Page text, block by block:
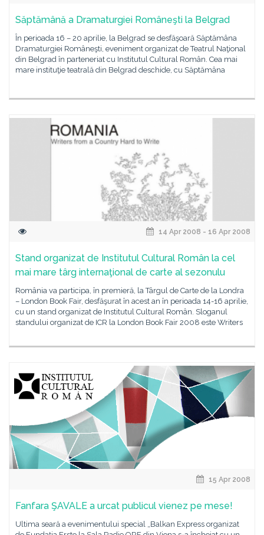
Săptămână a Dramaturgiei Româneşti la Belgrad
În perioada 16 – 20 aprilie, la Belgrad se desfăşoară Săptămâna
Dramaturgiei Româneşti, eveniment organizat de Teatrul Naţional
din Belgrad în parteneriat cu Institutul Cultural Român. Cea mai
mare instituţie teatrală din Belgrad deschide, cu Săptămâna
14 Apr 2008 - 16 Apr 2008
Stand organizat de Institutul Cultural Român la cel
mai mare târg internaţional de carte al sezonulu
România va participa, în premieră, la Târgul de Carte de la Londra
– London Book Fair, desfăşurat în acest an în perioada 14-16 aprilie,
cu un stand organizat de Institutul Cultural Român. Sloganul
standului organizat de ICR la London Book Fair 2008 este Writers
15 Apr 2008
Fanfara ŞAVALE a urcat publicul vienez pe mese!
Ultima seară a evenimentului special „Balkan Express organizat